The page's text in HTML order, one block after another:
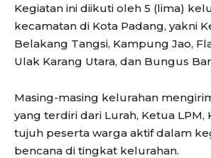
Kegiatan ini diikuti oleh 5 (lima)
kecamatan di Kota Padang, yakni
Belakang Tangsi, Kampung Jao,
Ulak Karang Utara, dan Bungus
Masing-masing kelurahan
yang terdiri dari Lurah, Ketua LPM,
tujuh peserta warga aktif dalam
bencana di tingkat kelurahan.